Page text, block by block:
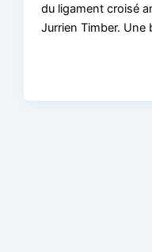
du ligament croisé
Jurrien Timber. Une